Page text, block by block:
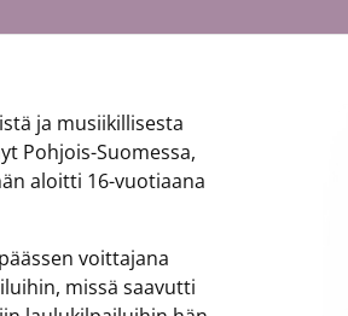
ja musiikillisesta
Pohjois-Suomessa,
aloitti 16-vuotiaana
voittajana
missä saavutti